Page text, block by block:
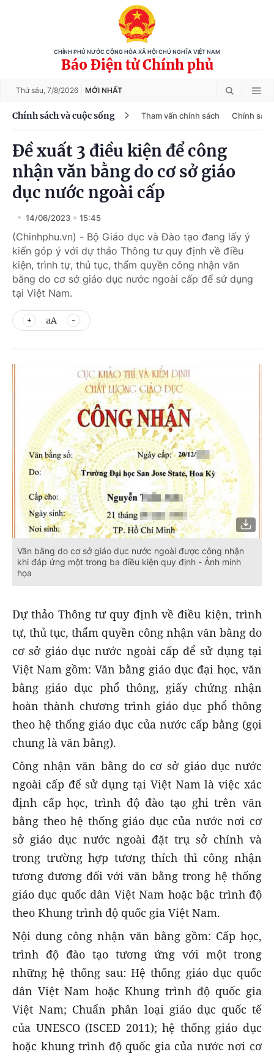
CHÍNH PHỦ NƯỚC CỘNG HÒA XÃ HỘI CHỦ NGHĨA VIỆT NAM
Báo Điện tử Chính phủ
Thứ sáu, 7/8/2026 MỚI NHẤT
Chính sách và cuộc sống Tham vấn chính sách Chính
Đề xuất 3 điều kiện để công
nhận văn bằng do cơ sở giáo
dục nước ngoài cấp
14/06/2023 15:45
(Chinhphu.vn) - Bộ Giáo dục và Đào tạo đang lấy ý
kiến góp ý với dự thảo Thông tư quy định về điều
kiện, trình tự, thủ tục, thẩm quyền công nhận văn
bằng do cơ sở giáo dục nước ngoài cấp để sử dụng
tại Việt Nam.
aA
Văn bằng do cơ sở giáo dục nước ngoài được công nhận
khi đáp ứng một trong ba điều kiện quy định - Ảnh minh
họa
Dự thảo Thông tư quy định về điều kiện, trình
tự, thủ tục, thẩm quyền công nhận văn bằng do
cơ sở giáo dục nước ngoài cấp để sử dụng tại
Việt Nam gồm: Văn bằng giáo dục đại học, văn
bằng giáo dục phổ thông, giấy chứng nhận
hoàn thành chương trình giáo dục phổ thông
theo hệ thống giáo dục của nước cấp bằng (gọi
chung là văn bằng).
Công nhận văn bằng do cơ sở giáo dục nước
ngoài cấp để sử dụng tại Việt Nam là việc xác
định cấp học, trình độ đào tạo ghi trên văn
bằng theo hệ thống giáo dục của nước nơi cơ
sở giáo dục nước ngoài đặt trụ sở chính và
trong trường hợp tương thích thì công nhận
tương đương đối với văn bằng trong hệ thống
giáo dục quốc dân Việt Nam hoặc bậc trình độ
theo Khung trình độ quốc gia Việt Nam.
Nội dung công nhận văn bằng gồm: Cấp học,
trình độ đào tạo tương ứng với một trong
những hệ thống sau: Hệ thống giáo dục quốc
dân Việt Nam hoặc Khung trình độ quốc gia
Việt Nam; Chuẩn phân loại giáo dục quốc tế
của UNESCO (ISCED 2011); hệ thống giáo dục
hoặc khung trình độ quốc gia của nước nơi cơ